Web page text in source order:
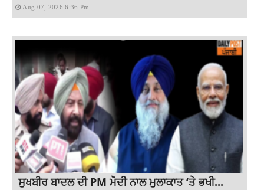
Aug 07, 2026 6:36 Pm
ਸੁਖਬੀਰ ਬਾਦਲ ਦੀ PM ਮੋਦੀ ਨਾਲ ਮੁਲਾਕਾਤ ‘ਤੇ ਭਖੀ...